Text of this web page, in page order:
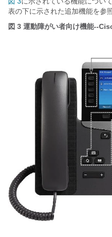
表の下に示された追加機能を参
図 3 運動障がい者向け機能--